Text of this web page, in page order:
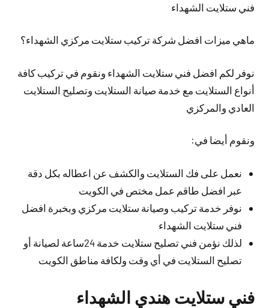
فني ستلايت الشهداء
ماهي ميزات افضل شركة تركيب ستلايت مركزي الشهداء؟
نوفر لكم افضل فني ستلايت الشهداء ونقوم في تركيب كافة
أنواع الستلايت مع خدمة صيانة الستلايت وتصليح الستلايت
العادي والمركزي
ونقوم أيضا في:
نعمل على فك الستلايت والكشف عن اعطاله بكل دقة
عبر افضل طاقم عمل مختص في الكويت
نوفر خدمة تركيب وصيانة ستلايت مركزي وبخبرة افضل
فني ستلايت الشهداء
لذلك نؤمن فني تصليح ستلايت خدمة 24ساعة لصيانة أو
تصليح الستلايت في أي وقت ولكافة مناطق الكويت
فني ستلايت هندي الشهداء